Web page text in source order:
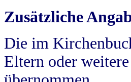
Zusätzliche
Die im
Eltern oder